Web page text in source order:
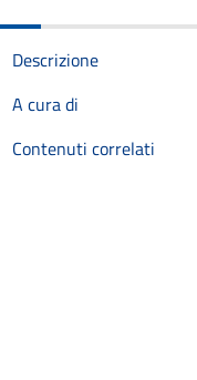
Descrizione
A cura di
Contenuti correlati